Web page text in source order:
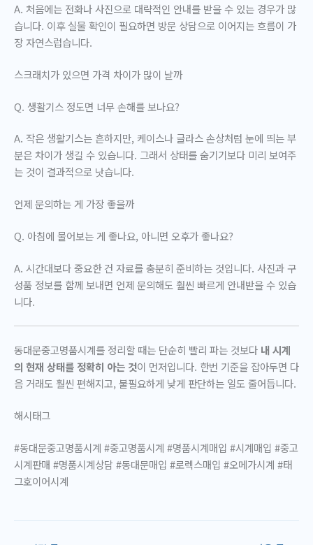
A. 처음에는 전화나 사진으로 대략적인 안내를 받을 수 있는 경우가 많
습니다. 이후 실물 확인이 필요하면 방문 상담으로 이어지는 흐름이 가
장 자연스럽습니다.
스크래치가 있으면 가격 차이가 많이 날까
Q. 생활기스 정도면 너무 손해를 보나요?
A. 작은 생활기스는 흔하지만, 케이스나 글라스 손상처럼 눈에 띄는 부
분은 차이가 생길 수 있습니다. 그래서 상태를 숨기기보다 미리 보여주
는 것이 결과적으로 낫습니다.
언제 문의하는 게 가장 좋을까
Q. 아침에 물어보는 게 좋나요, 아니면 오후가 좋나요?
A. 시간대보다 중요한 건 자료를 충분히 준비하는 것입니다. 사진과 구
성품 정보를 함께 보내면 언제 문의해도 훨씬 빠르게 안내받을 수 있습
니다.
동대문중고명품시계를 정리할 때는 단순히 빨리 파는 것보다 내 시계
의 현재 상태를 정확히 아는 것이 먼저입니다. 한번 기준을 잡아두면 다
음 거래도 훨씬 편해지고, 불필요하게 낮게 판단하는 일도 줄어듭니다.
해시태그
#동대문중고명품시계 #중고명품시계 #명품시계매입 #시계매입 #중고
시계판매 #명품시계상담 #동대문매입 #로렉스매입 #오메가시계 #태
그호이어시계